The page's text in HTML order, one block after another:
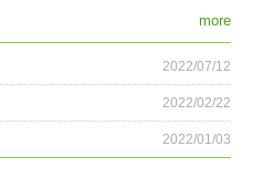
2022/07/12
2022/02/22
2022/01/03
more